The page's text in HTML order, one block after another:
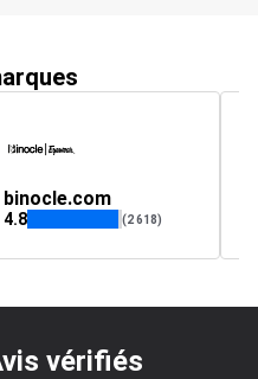
binocle.com
4.8 (2 618)
vérifiés